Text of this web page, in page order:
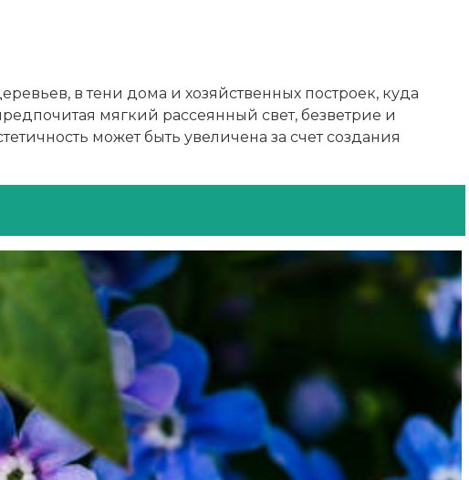
в тени дома и хозяйственных построек, куда
мягкий рассеянный свет, безветрие и
может быть увеличена за счет создания